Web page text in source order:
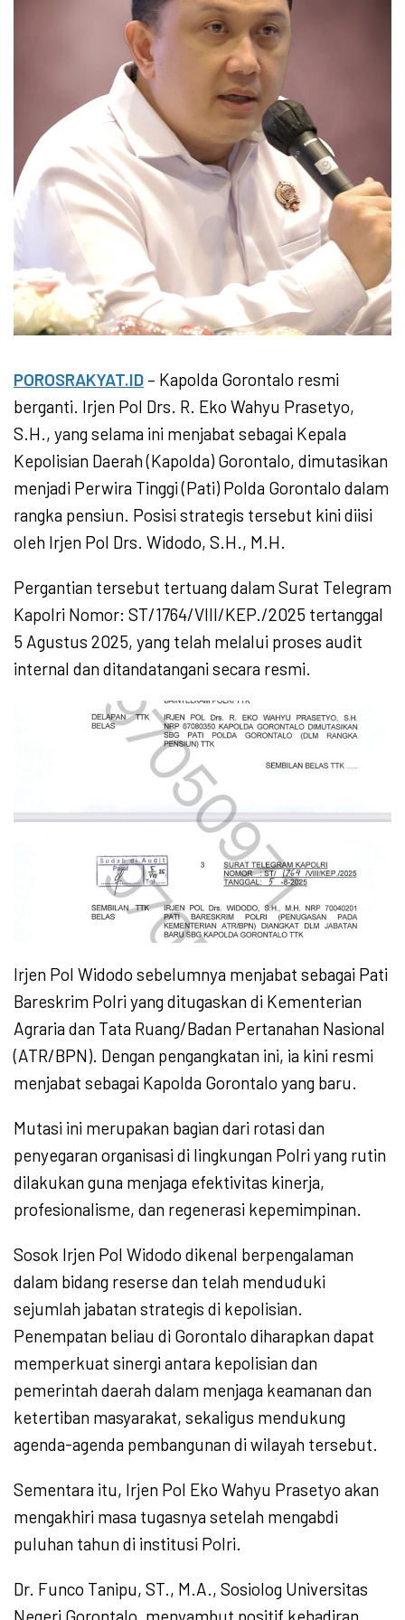
POROSRAKYAT.ID – Kapolda Gorontalo resmi
berganti. Irjen Pol Drs. R. Eko Wahyu Prasetyo,
S.H., yang selama ini menjabat sebagai Kepala
Kepolisian Daerah (Kapolda) Gorontalo, dimutasikan
menjadi Perwira Tinggi (Pati) Polda Gorontalo dalam
rangka pensiun. Posisi strategis tersebut kini diisi
oleh Irjen Pol Drs. Widodo, S.H., M.H.
Pergantian tersebut tertuang dalam Surat Telegram
Kapolri Nomor: ST/1764/VIII/KEP./2025 tertanggal
5 Agustus 2025, yang telah melalui proses audit
internal dan ditandatangani secara resmi.
Irjen Pol Widodo sebelumnya menjabat sebagai Pati
Bareskrim Polri yang ditugaskan di Kementerian
Agraria dan Tata Ruang/Badan Pertanahan Nasional
(ATR/BPN). Dengan pengangkatan ini, ia kini resmi
menjabat sebagai Kapolda Gorontalo yang baru.
Mutasi ini merupakan bagian dari rotasi dan
penyegaran organisasi di lingkungan Polri yang rutin
dilakukan guna menjaga efektivitas kinerja,
profesionalisme, dan regenerasi kepemimpinan.
Sosok Irjen Pol Widodo dikenal berpengalaman
dalam bidang reserse dan telah menduduki
sejumlah jabatan strategis di kepolisian.
Penempatan beliau di Gorontalo diharapkan dapat
memperkuat sinergi antara kepolisian dan
pemerintah daerah dalam menjaga keamanan dan
ketertiban masyarakat, sekaligus mendukung
agenda-agenda pembangunan di wilayah tersebut.
Sementara itu, Irjen Pol Eko Wahyu Prasetyo akan
mengakhiri masa tugasnya setelah mengabdi
puluhan tahun di institusi Polri.
Dr. Funco Tanipu, ST., M.A., Sosiolog Universitas